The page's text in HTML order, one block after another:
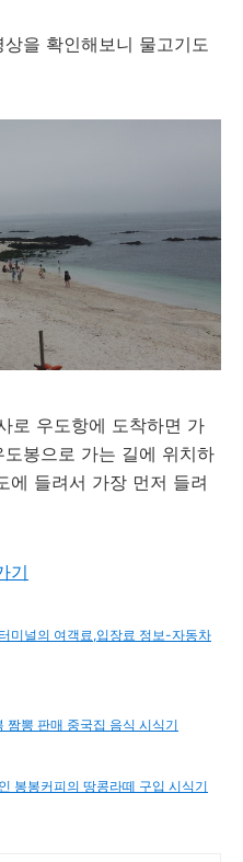
을 확인해보니 물고기도
로 우도항에 도착하면 가
봉으로 가는 길에 위치하
에 들려서 가장 먼저 들려
기
미널의 여객료,입장료 정보-자동차
짬뽕 판매 중국집 음식 시식기
봉봉커피의 땅콩라떼 구입 시식기